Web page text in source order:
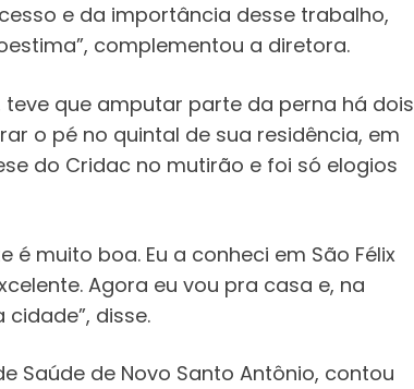
e da importância desse trabalho,
complementou a diretora.
teve que amputar parte da perna há dois
o pé no quintal de sua residência, em
do Cridac no mutirão e foi só elogios
muito boa. Eu a conheci em São Félix
Agora eu vou pra casa e, na
disse.
Saúde de Novo Santo Antônio, contou